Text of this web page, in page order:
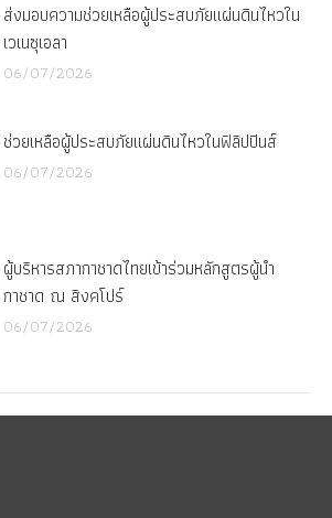
ส่งมอบความช่วยเหลือผู้ประสบภัยแผ่นดินไหวใน
เวเนซุเอลา
06/07/2026
ช่วยเหลือผู้ประสบภัยแผ่นดินไหวในฟิลิปปินส์
06/07/2026
ผู้บริหารสภากาชาดไทยเข้าร่วมหลักสูตรผู้นำ
กาชาด ณ สิงคโปร์
06/07/2026